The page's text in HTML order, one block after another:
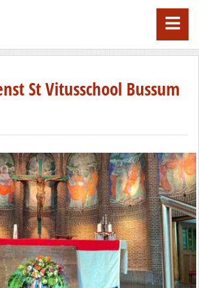
St Vitusschool Bussum